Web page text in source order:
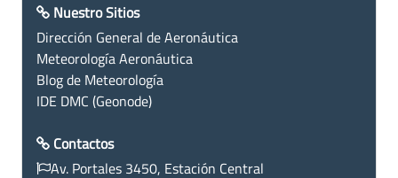
Nuestro Sitios
Dirección General de Aeronáutica
Meteorología Aeronáutica
Blog de Meteorología
IDE DMC (Geonode)
Contactos
Av. Portales 3450, Estación Central